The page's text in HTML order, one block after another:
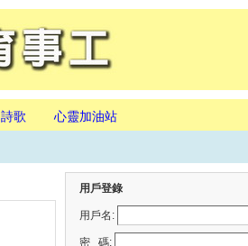
詩歌 心靈加油站
用戶登錄
用戶名:
密 碼: